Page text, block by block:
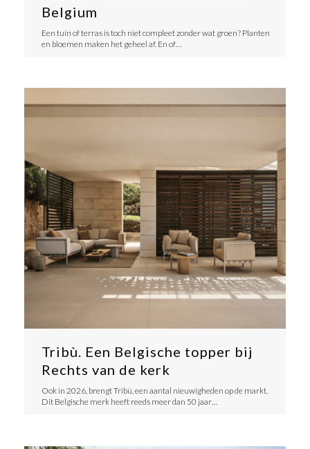
Belgium
​Een tuin of terras is toch niet compleet zonder wat groen? Planten
en bloemen maken het geheel af. En of…
Tribù. Een Belgische topper bij
Rechts van de kerk
​Ook in 2026, brengt Tribù, een aantal nieuwigheden op de markt.
Dit Belgische merk heeft reeds meer dan 50 jaar…